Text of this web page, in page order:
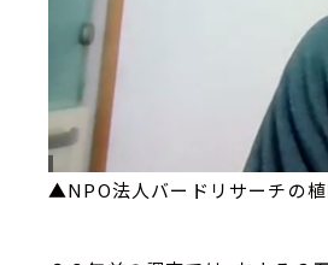
▲NPO法人バードリサーチの